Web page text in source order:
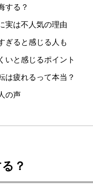
する？
実は不人気の理由
ぎると感じる人も
いと感じるポイント
は疲れるって本当？
の声
？